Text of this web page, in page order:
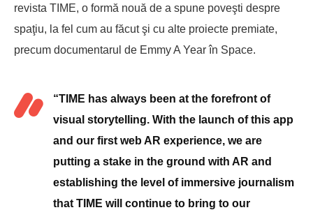
revista TIME, o formă nouă de a spune poveşti despre
spaţiu, la fel cum au făcut şi cu alte proiecte premiate,
precum documentarul de Emmy A Year în Space.
“TIME has always been at the forefront of
visual storytelling. With the launch of this app
and our first web AR experience, we are
putting a stake in the ground with AR and
establishing the level of immersive journalism
that TIME will continue to bring to our